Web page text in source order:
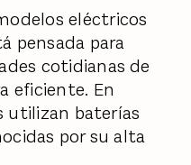
eléctricos
pensada para
cotidianas de
eficiente. En
utilizan baterías
por su alta